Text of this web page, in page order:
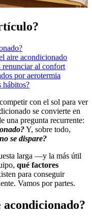
aire acondicionado
renunciar al confort
por aerotermia
hábitos?
con el sol para ver
se convierte en
una pregunta recurrente:
Y, sobre todo,
se dispare?
larga —y la más útil
qué factores
para conseguir
Vamos por partes.
acondicionado?